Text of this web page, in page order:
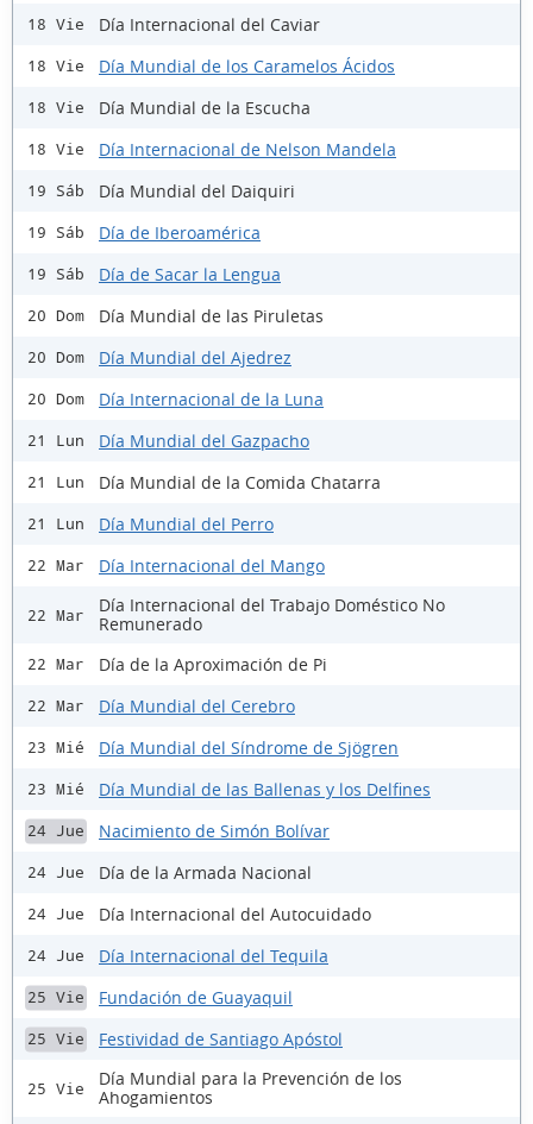
18 Vie Día Internacional del Caviar
18 Vie Día Mundial de los Caramelos Ácidos
18 Vie Día Mundial de la Escucha
18 Vie Día Internacional de Nelson Mandela
19 Sáb Día Mundial del Daiquiri
19 Sáb Día de Iberoamérica
19 Sáb Día de Sacar la Lengua
20 Dom Día Mundial de las Piruletas
20 Dom Día Mundial del Ajedrez
20 Dom Día Internacional de la Luna
21 Lun Día Mundial del Gazpacho
21 Lun Día Mundial de la Comida Chatarra
21 Lun Día Mundial del Perro
22 Mar Día Internacional del Mango
22 Mar
Día Internacional del Trabajo Doméstico No
Remunerado
22 Mar Día de la Aproximación de Pi
22 Mar Día Mundial del Cerebro
23 Mié Día Mundial del Síndrome de Sjögren
23 Mié Día Mundial de las Ballenas y los Delfines
24 Jue Nacimiento de Simón Bolívar
24 Jue Día de la Armada Nacional
24 Jue Día Internacional del Autocuidado
24 Jue Día Internacional del Tequila
25 Vie Fundación de Guayaquil
25 Vie Festividad de Santiago Apóstol
25 Vie
Día Mundial para la Prevención de los
Ahogamientos